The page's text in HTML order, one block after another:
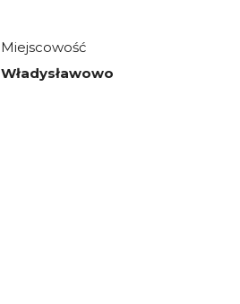
Miejscowość
Władysławowo